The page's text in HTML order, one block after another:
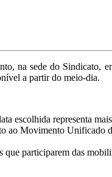
na sede do Sindicato,
a partir do meio-dia.
escolhida representa
ao Movimento Unificado
participarem das